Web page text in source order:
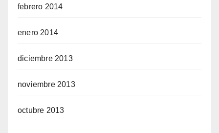
febrero 2014
enero 2014
diciembre 2013
noviembre 2013
octubre 2013